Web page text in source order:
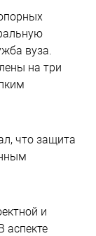
вуза.
на три
что защита
и
аспекте